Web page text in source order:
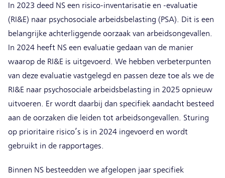
In 2023 deed NS een risico-inventarisatie en -evaluatie
(RI&E) naar psychosociale arbeidsbelasting (PSA). Dit is een
belangrijke achterliggende oorzaak van arbeidsongevallen.
In 2024 heeft NS een evaluatie gedaan van de manier
waarop de RI&E is uitgevoerd. We hebben verbeterpunten
van deze evaluatie vastgelegd en passen deze toe als we de
RI&E naar psychosociale arbeidsbelasting in 2025 opnieuw
uitvoeren. Er wordt daarbij dan specifiek aandacht besteed
aan de oorzaken die leiden tot arbeidsongevallen. Sturing
op prioritaire risico’s is in 2024 ingevoerd en wordt
gebruikt in de rapportages.
Binnen NS besteedden we afgelopen jaar specifiek